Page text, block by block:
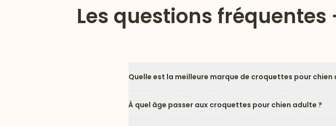
Les questions
Quelle est la meilleure marque de croquettes pour chien
À quel âge passer aux croquettes pour chien adulte ?